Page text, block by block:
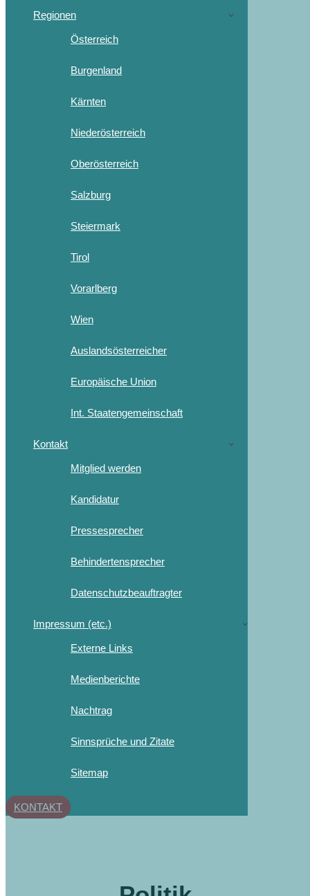
Regionen
Österreich
Burgenland
Kärnten
Niederösterreich
Oberösterreich
Salzburg
Steiermark
Tirol
Vorarlberg
Wien
Auslandsösterreicher
Europäische Union
Int. Staatengemeinschaft
Kontakt
Mitglied werden
Kandidatur
Pressesprecher
Behindertensprecher
Datenschutzbeauftragter
Impressum (etc.)
Externe Links
Medienberichte
Nachtrag
Sinnsprüche und Zitate
Sitemap
KONTAKT